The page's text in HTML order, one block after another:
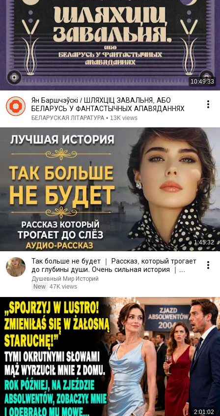
10:49:33
Ян Баршчэўскі / ШЛЯХЦІЦ ЗАВАЛЬНЯ, АБО
БЕЛАРУСЬ У ФАНТАСТЫЧНЫХ АПАВЯДАННЯХ
БЕЛАРУСКАЯ ЛІТАРАТУРА • 13K views
1:45:32
Так больше не будет ｜ Рассказ, который трогает
до глубины души. Очень сильная история ｜
Аудиорассказ
Душевный Мир Историй
New 47K views
2:01:02